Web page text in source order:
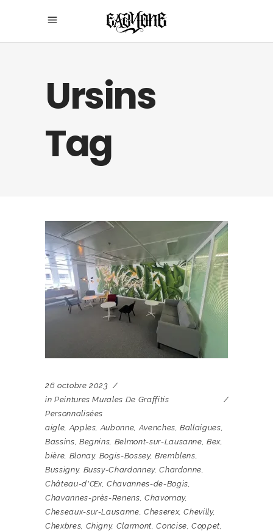
Ursins
Tag
26 octobre 2023
in Peintures Murales De Graffitis
Personnalisées
aigle,Apples,Aubonne,Avenches,Ballaigues,
Bassins, Begnins, Belmont-sur-Lausanne,Bex,
bière, Blonay, Bogis-Bossey, Bremblens,
Bussigny, Bussy-Chardonney,Chardonne,
Château-d'Œx,Chavannes-de-Bogis,
Chavannes-près-Renens, Chavornay,
Cheseaux-sur-Lausanne, Cheserex,Chevilly,
Chexbres, Chigny, Clarmont,Concise,Coppet,